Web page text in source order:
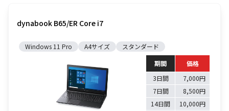
dynabook B65/ER Core i7
Windows 11 Pro A4サイズ
スタンダード
期間
価格
3日間
7,000円
7日間
8,500円
14日間
10,000円